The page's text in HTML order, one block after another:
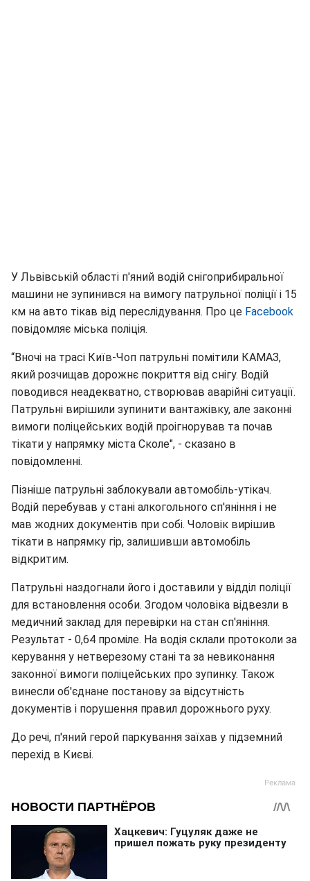
У Львівській області п'яний водій снігоприбиральної
машини не зупинився на вимогу патрульної поліції і 15
км на авто тікав від переслідування. Про це Facebook
повідомляє міська поліція.
“Вночі на трасі Київ-Чоп патрульні помітили КАМАЗ,
який розчищав дорожнє покриття від снігу. Водій
поводився неадекватно, створював аварійні ситуації.
Патрульні вирішили зупинити вантажівку, але законні
вимоги поліцейських водій проігнорував та почав
тікати у напрямку міста Сколе", - сказано в
повідомленні.
Пізніше патрульні заблокували автомобіль-утікач.
Водій перебував у стані алкогольного сп'яніння і не
мав жодних документів при собі. Чоловік вирішив
тікати в напрямку гір, залишивши автомобіль
відкритим.
Патрульні наздогнали його і доставили у відділ поліції
для встановлення особи. Згодом чоловіка відвезли в
медичний заклад для перевірки на стан сп'яніння.
Результат - 0,64 проміле. На водія склали протоколи за
керування у нетверезому стані та за невиконання
законної вимоги поліцейських про зупинку. Також
винесли об'єднане постанову за відсутність
документів і порушення правил дорожнього руху.
До речі, п'яний герой паркування заїхав у підземний
перехід в Києві.